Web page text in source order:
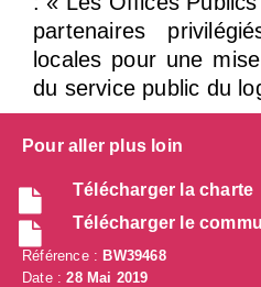
partenaires
locales pour une
du service public du
Pour aller plus loin
Télécharger la charte
Télécharger le
Référence : BW39468
Date :28 Mai 2019